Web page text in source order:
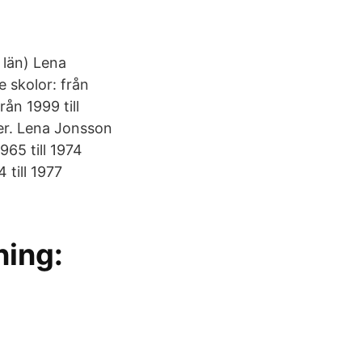
Lena
skolor: från
1999 till
Lena Jonsson
till 1974
till 1977